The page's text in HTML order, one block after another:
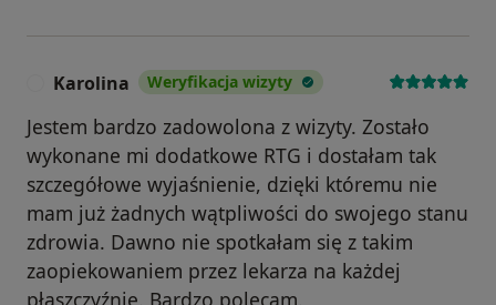
Karolina Weryfikacja wizyty
Jestem bardzo zadowolona z wizyty. Zostało
wykonane mi dodatkowe RTG i dostałam tak
szczegółowe wyjaśnienie, dzięki któremu nie
mam już żadnych wątpliwości do swojego stanu
zdrowia. Dawno nie spotkałam się z takim
zaopiekowaniem przez lekarza na każdej
płaszczyźnie. Bardzo polecam.